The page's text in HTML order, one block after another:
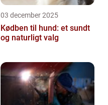
03 december 2025
Kødben til hund: et sundt
og naturligt valg